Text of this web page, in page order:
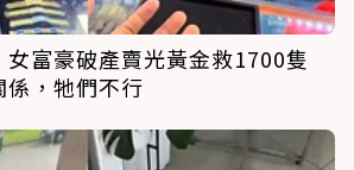
女富豪破產賣光黃金救1700隻
，牠們不行